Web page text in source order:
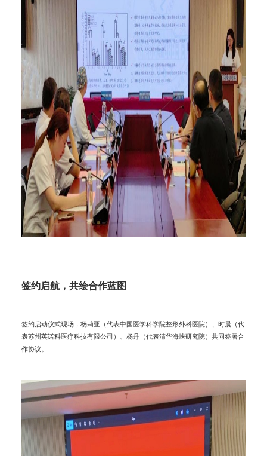
签约启航，共绘合作蓝图
签约启动仪式现场，杨莉亚（代表中国医学科学院整形外科医院）、时晨（代
表苏州英诺科医疗科技有限公司）、杨丹（代表清华海峡研究院）共同签署合
作协议。